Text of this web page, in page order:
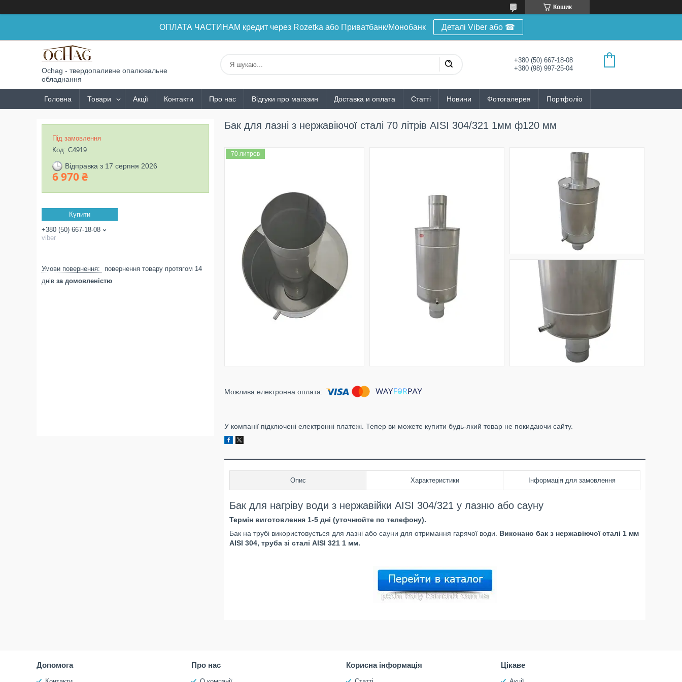
Кошик
ОПЛАТА ЧАСТИНАМ кредит через Rozetka або Приватбанк/Монобанк Деталі Viber або ☎
Ochag - твердопаливне опалювальне
обладнання
+380 (50) 667-18-08
+380 (98) 997-25-04
Головна Товари Акції Контакти Про нас Відгуки про магазин Доставка и оплата Статті Новини Фотогалерея Портфоліо
Бак для лазні з нержавіючої сталі 70 літрів AISI 304/321 1мм ф120 мм
70 литров
У компанії підключені електронні платежі. Тепер ви можете купити будь-який товар не покидаючи сайту.
Опис Характеристики Інформація для замовлення
Бак для нагріву води з нержавійки AISI 304/321 у лазню або сауну
Термін виготовлення 1-5 дні (уточнюйте по телефону).
Бак на трубі використовується для лазні або сауни для отримання гарячої води. Виконано бак з нержавіючої сталі 1 мм
AISI 304, труба зі сталі AISI 321 1 мм.
Під замовлення
Код: С4919
Відправка з 17 серпня 2026
6 970 ₴
Купити
+380 (50) 667-18-08
viber
повернення товару протягом 14
днів за домовленістю
Допомога Про нас Корисна інформація Цікаве